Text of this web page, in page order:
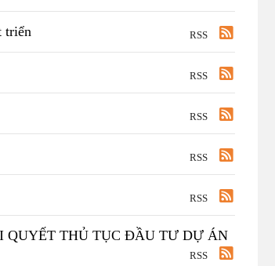
triển RSS
RSS
RSS
RSS
RSS
QUYẾT THỦ TỤC ĐẦU TƯ DỰ ÁN
RSS